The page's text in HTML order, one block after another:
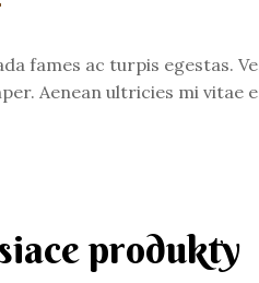
fames ac turpis egestas.
Aenean ultricies mi vitae
produkty